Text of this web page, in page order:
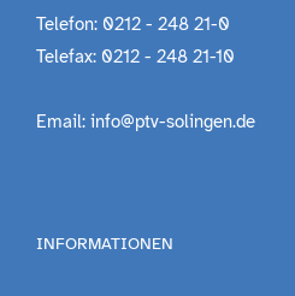
Telefon: 0212 - 248 21-0
Telefax: 0212 - 248 21-10
Email: info@ptv-solingen.de
INFORMATIONEN